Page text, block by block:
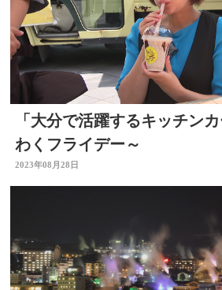
「大分で活躍するキッチン
わくフライデー～
2023年08月28日